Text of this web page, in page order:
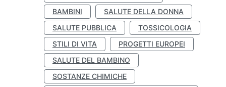
BAMBINI
SALUTE DELLA DONNA
SALUTE PUBBLICA
TOSSICOLOGIA
STILI DI VITA
PROGETTI EUROPEI
SALUTE DEL BAMBINO
SOSTANZE CHIMICHE